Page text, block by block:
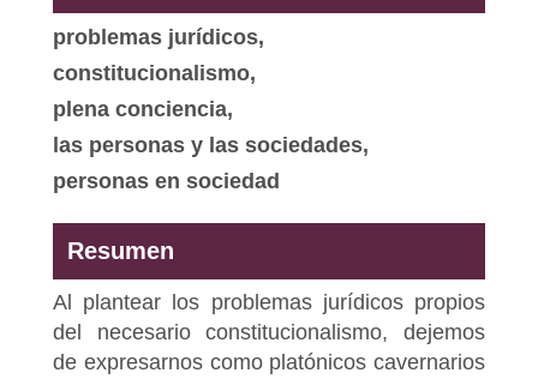
problemas jurídicos,
constitucionalismo,
plena conciencia,
las personas y las sociedades,
personas en sociedad
Resumen
Al plantear los problemas jurídicos propios
del necesario constitucionalismo, dejemos
de expresarnos como platónicos cavernarios